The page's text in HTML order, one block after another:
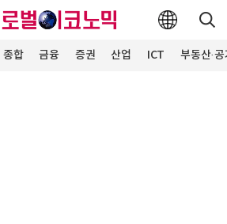
종합 금융 증권 산업 ICT 부동산·